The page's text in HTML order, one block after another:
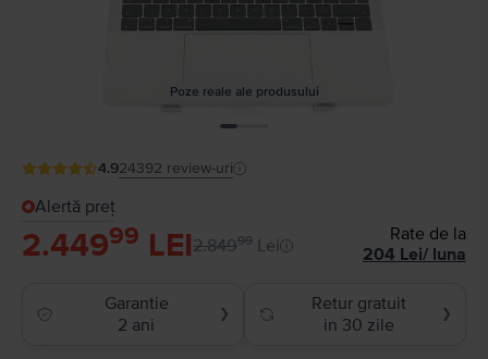
Poze reale ale produsului
4.924392 review-uri
Alertă preț
2.44999 LEI2.84999 Lei
Rate de la
204 Lei/ luna
Garantie
2 ani
❯
Retur gratuit
in 30 zile
❯